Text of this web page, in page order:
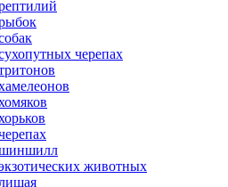
черепах
животных